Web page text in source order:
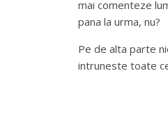
mai comenteze
pana la urma, nu?
Pe de alta parte
intruneste toate